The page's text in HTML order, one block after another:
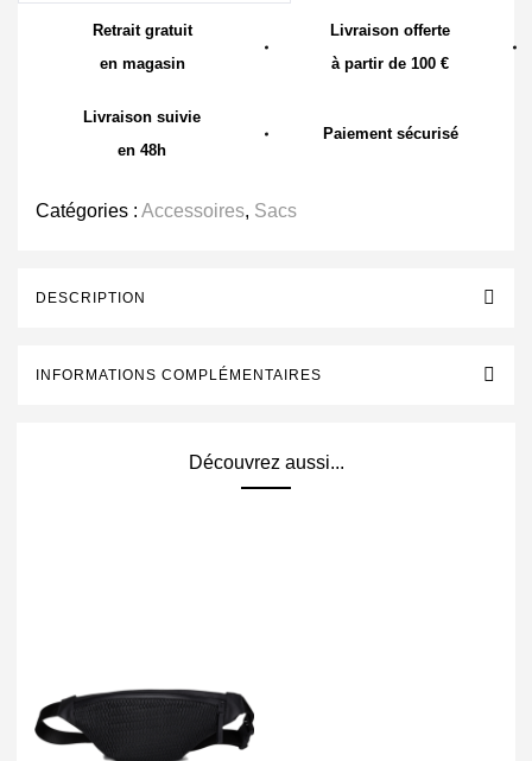
Retrait gratuit
en magasin
Livraison offerte
à partir de 100 €
Livraison suivie
en 48h
Paiement sécurisé
Catégories : Accessoires, Sacs
DESCRIPTION
INFORMATIONS COMPLÉMENTAIRES
Découvrez aussi...